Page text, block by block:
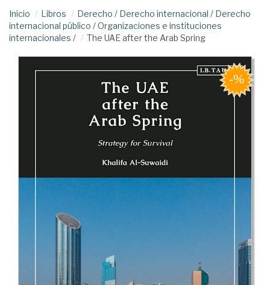
Inicio Libros Derecho / Derecho internacional / Derecho
internacional público /Organizaciones e instituciones
internacionales / The UAE after the Arab Spring